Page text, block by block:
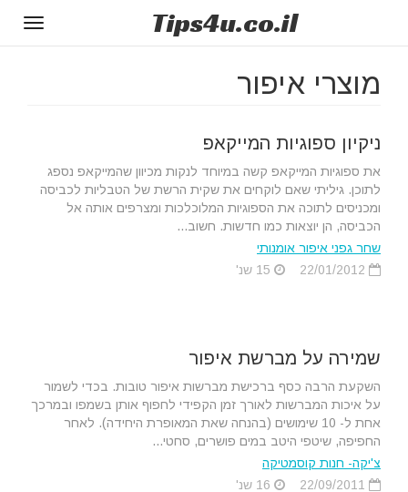
Tips4u.co.il
מוצרי איפור
ניקיון ספוגיות המייקאפ
את ספוגיות המייקאפ קשה במיוחד לנקות מכיוון שהמייקאפ נספג
לתוכן. גיליתי שאם לוקחים את שקית הרשת של הטבליות לכביסה
ומכניסים לתוכה את הספוגיות המלוכלכות ומצרפים אותה אל
הכביסה, הן יוצאות כמו חדשות. חשוב...
שחר גפני איפור אומנותי
שמירה על מברשת איפור
השקעת הרבה כסף ברכישת מברשות איפור טובות. בכדי לשמור
על איכות המברשות לאורך זמן הקפידי לחפוף אותן בשמפו ובמרכך
אחת ל- 10 שימושים (בהנחה שאת המאופרת היחידה). לאחר
החפיפה, שיטפי היטב במים פושרים, סחטי...
צ'יקה- חנות קוסמטיקה